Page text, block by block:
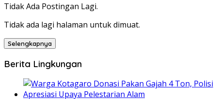
Tidak Ada Postingan Lagi.
Tidak ada lagi halaman untuk dimuat.
Selengkapnya
Berita Lingkungan